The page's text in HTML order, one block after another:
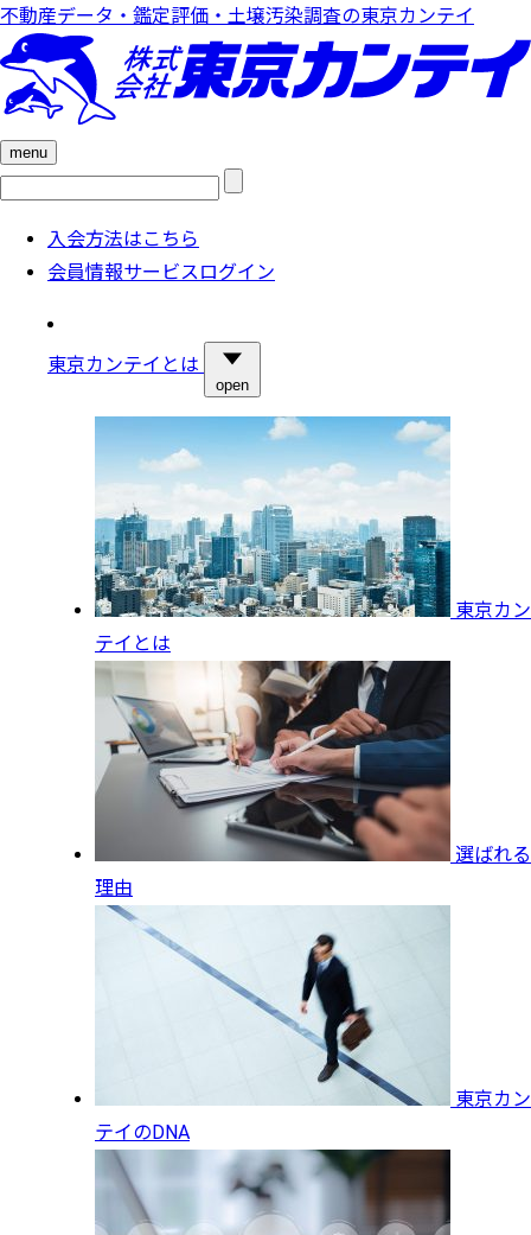
不動産データ・鑑定評価・土壌汚染調査の東京カンテイ
menu
検
入会方法はこちら
会員情報サービスログイン
東京カンテイとは
open
東京カン
テイとは
選ばれる
理由
東京カン
テイのDNA